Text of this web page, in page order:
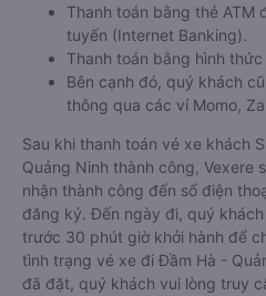
Thanh toán bằng thẻ ATM
tuyến (Internet Banking).
Thanh toán bằng hình
Bên cạnh đó, quý khách
thông qua các ví Momo,
Sau khi thanh toán vé xe khách
Quảng Ninh thành công, Vexere
nhận thành công đến số điện
đăng ký. Đến ngày đi, quý
trước 30 phút giờ khởi hành để
tình trạng vé xe đi Đầm Hà -
đã đặt, quý khách vui lòng truy